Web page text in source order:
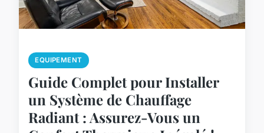
EQUIPEMENT
Guide Complet pour Installer
un Système de Chauffage
Radiant : Assurez-Vous un